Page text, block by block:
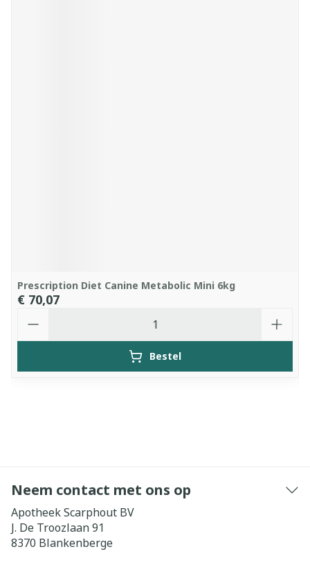
Prescription Diet Canine Metabolic Mini 6kg
€ 70,07
Bestel
Neem contact met ons op
Apotheek Scarphout BV
J. De Troozlaan 91
8370 Blankenberge